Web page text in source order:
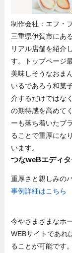
制作会社：エフ・
三重県伊賀市にあ
リアル店舗を紹介
す。トップページ
美味しそうなおま
いるであろう和菓
介するだけではな
の期待感を高めて
ーも落ち着いたブ
ることで重厚にな
います。
つなweBエディ
重厚さと親しみの
事例詳細はこちら
今やさまざまなホ
WEBサイトであれ
ることが可能です